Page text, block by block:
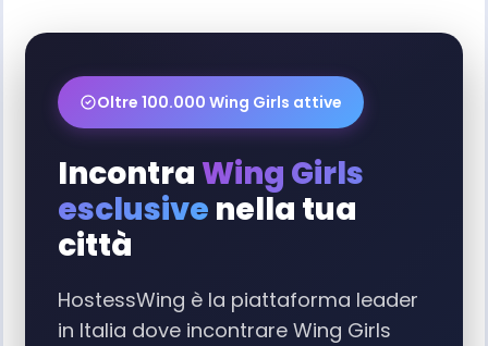
Oltre 100.000 Wing Girls attive
IncontraWing Girls
esclusive nella tua
città
HostessWing è la piattaforma leader
in Italia dove incontrare Wing Girls